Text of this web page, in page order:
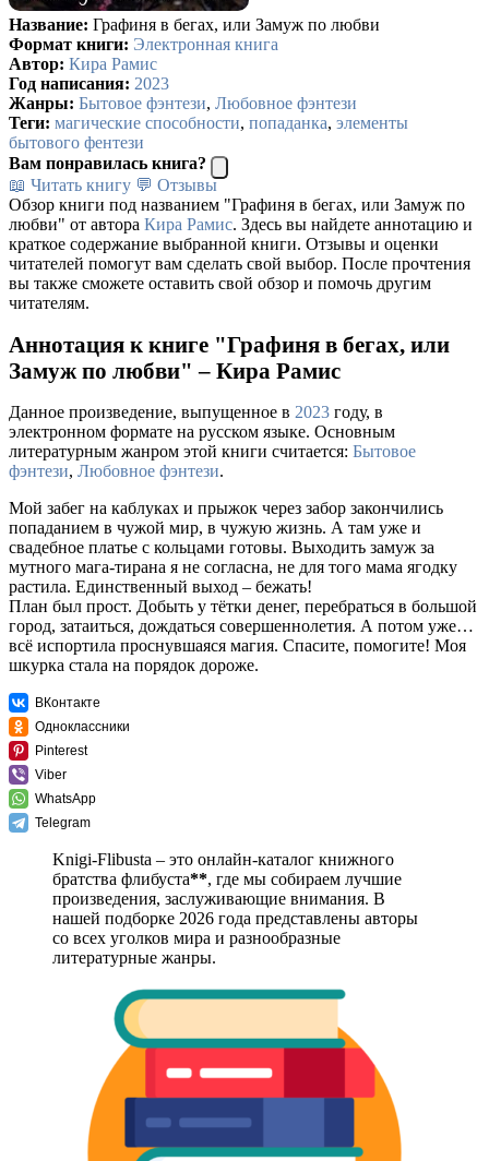
Название: Графиня в бегах, или Замуж по любви
Формат книги: Электронная книга
Автор: Кира Рамис
Год написания: 2023
Жанры: Бытовое фэнтези, Любовное фэнтези
Теги: магические способности, попаданка, элементы
бытового фентези
Вам понравилась книга?
📖 Читать книгу 💬 Отзывы
Обзор книги под названием "Графиня в бегах, или Замуж по
любви" от автора Кира Рамис. Здесь вы найдете аннотацию и
краткое содержание выбранной книги. Отзывы и оценки
читателей помогут вам сделать свой выбор. После прочтения
вы также сможете оставить свой обзор и помочь другим
читателям.
Аннотация к книге "Графиня в бегах, или
Замуж по любви" – Кира Рамис
Данное произведение, выпущенное в 2023 году, в
электронном формате на русском языке. Основным
литературным жанром этой книги считается: Бытовое
фэнтези, Любовное фэнтези.
Мой забег на каблуках и прыжок через забор закончились
попаданием в чужой мир, в чужую жизнь. А там уже и
свадебное платье с кольцами готовы. Выходить замуж за
мутного мага-тирана я не согласна, не для того мама ягодку
растила. Единственный выход – бежать!
План был прост. Добыть у тётки денег, перебраться в большой
город, затаиться, дождаться совершеннолетия. А потом уже…
всё испортила проснувшаяся магия. Спасите, помогите! Моя
шкурка стала на порядок дороже.
ВКонтакте
Одноклассники
Pinterest
Viber
WhatsApp
Telegram
Knigi-Flibusta – это онлайн-каталог книжного
братства флибуста**, где мы собираем лучшие
произведения, заслуживающие внимания. В
нашей подборке 2026 года представлены авторы
со всех уголков мира и разнообразные
литературные жанры.